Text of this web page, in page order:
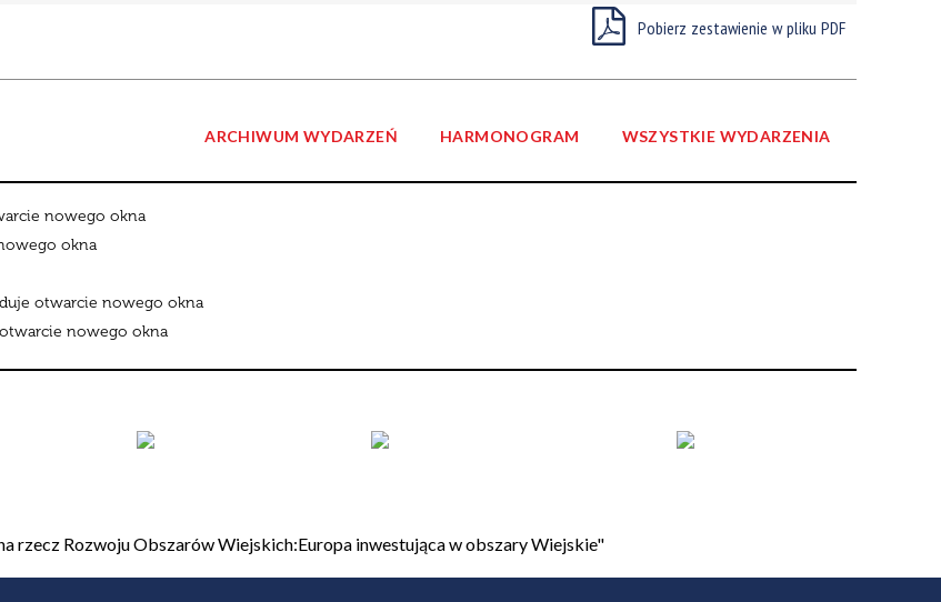
Pobierz zestawienie w pliku PDF
WSZYSTKIE WYDARZENIA
HARMONOGRAM
ARCHIWUM WYDARZEŃ
rzecz Rozwoju Obszarów Wiejskich:Europa inwestująca w obszary Wiejskie"